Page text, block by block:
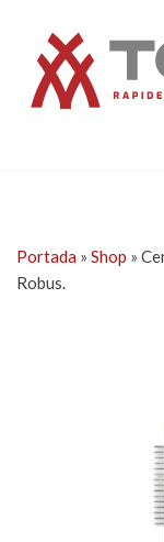
contenido
Portada » Shop »
Robus.